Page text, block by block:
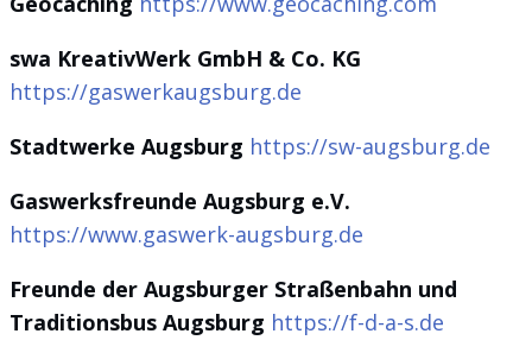
swa KreativWerk GmbH & Co. KG
https://gaswerkaugsburg.de
Stadtwerke Augsburg https://sw-augsburg.de
Gaswerksfreunde Augsburg e.V.
https://www.gaswerk-augsburg.de
Freunde der Augsburger Straßenbahn und
Traditionsbus Augsburg https://f-d-a-s.de